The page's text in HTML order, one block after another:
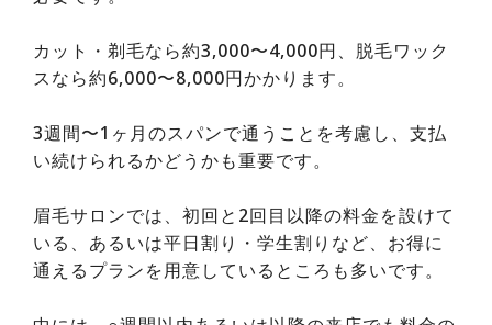
カット・剃毛なら約3,000〜4,000円、脱毛ワック
スなら約6,000〜8,000円かかります。
3週間〜1ヶ月のスパンで通うことを考慮し、支払
い続けられるかどうかも重要です。
眉毛サロンでは、初回と2回目以降の料金を設けて
いる、あるいは平日割り・学生割りなど、お得に
通えるプランを用意しているところも多いです。